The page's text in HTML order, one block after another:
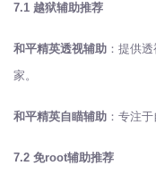
7.1 越狱辅助推荐
和平精英透视辅助 ：提供
家。
和平精英自瞄辅助 ：专注
7.2 免root辅助推荐